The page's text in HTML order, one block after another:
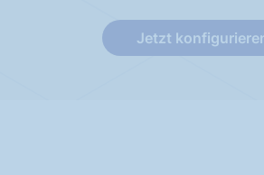
Jetzt